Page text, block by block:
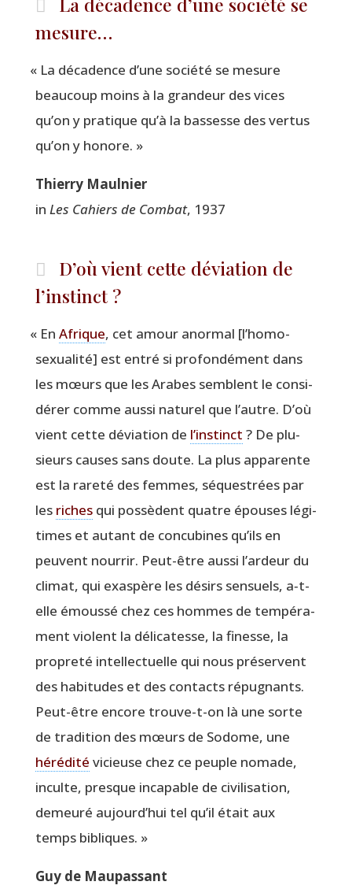
mesure…
« La déca­dence d’une socié­té se mesure
beau­coup moins à la gran­deur des vices
qu’on y pra­tique qu’à la bas­sesse des ver­tus
qu’on y honore. »
Thier­ry Maulnier
in Les Cahiers de Com­bat, 1937
D’où vient cette déviation de
l’instinct ?
« En Afrique, cet amour anor­mal [l’ho­mo­
sexua­li­té] est entré si pro­fon­dé­ment dans
les mœurs que les Arabes semblent le consi­
dé­rer comme aus­si natu­rel que l’autre. D’où
vient cette dévia­tion de l’ins­tinct ? De plu­
sieurs causes sans doute. La plus appa­rente
est la rare­té des femmes, séques­trées par
les richesqui pos­sèdent quatre épouses légi­
times et autant de concu­bines qu’ils en
peuvent nour­rir. Peut-être aus­si l’ar­deur du
cli­mat, qui exas­père les dési­rs sen­suels, a‑t-
elle émous­sé chez ces hommes de tem­pé­ra­
ment violent la déli­ca­tesse, la finesse, la
pro­pre­té intel­lec­tuelle qui nous pré­servent
des habi­tudes et des contacts répu­gnants.
Peut-être encore trouve-t-on là une sorte
de tra­di­tion des mœurs de Sodome, une
héré­di­té vicieuse chez ce peuple nomade,
inculte, presque inca­pable de civi­li­sa­tion,
demeu­ré aujourd’­hui tel qu’il était aux
temps bibliques. »
Guy de Maupassant